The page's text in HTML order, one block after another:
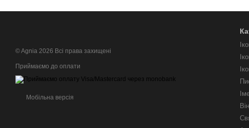
© Agnia 2026 Всі права захищені
Приймаємо до оплати
Мобільна версія